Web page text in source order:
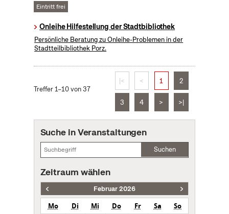
Eintritt frei
Onleihe Hilfestellung der Stadtbibliothek
Persönliche Beratung zu Onleihe-Problemen in der
Stadtteilbibliothek Porz.
Treffer 1–10 von 37
|< < 1 2
3 4 > >|
Suche in Veranstaltungen
Suchen
Zeitraum wählen
Februar 2026
Mo Di Mi Do Fr Sa
So